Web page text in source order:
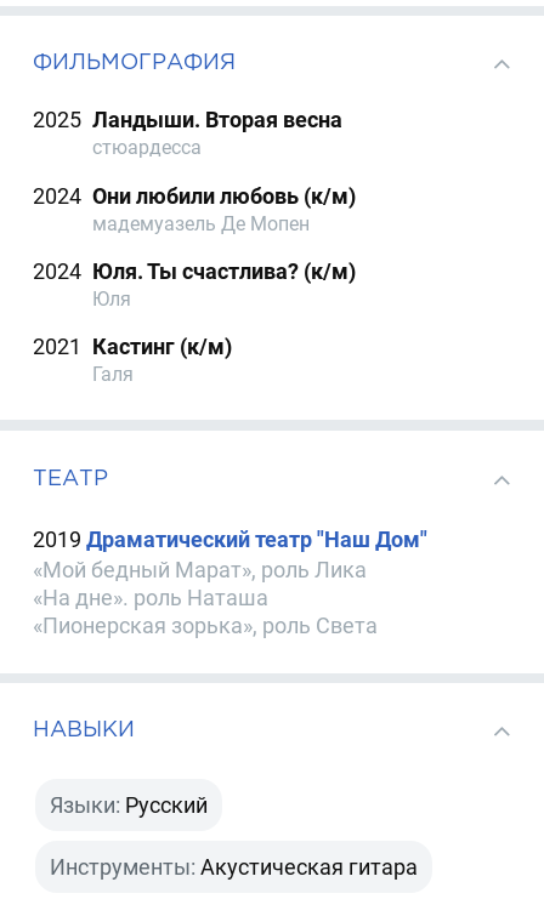
ФИЛЬМОГРАФИЯ
2025 Ландыши. Вторая весна
стюардесса
2024 Они любили любовь (к/м)
мадемуазель Де Мопен
2024 Юля. Ты счастлива? (к/м)
Юля
2021 Кастинг (к/м)
Галя
ТЕАТР
2019Драматический театр "Наш Дом"
«Мой бедный Марат», роль Лика
«На дне». роль Наташа
«Пионерская зорька», роль Света
НАВЫКИ
Языки: Русский
Инструменты: Акустическая гитара